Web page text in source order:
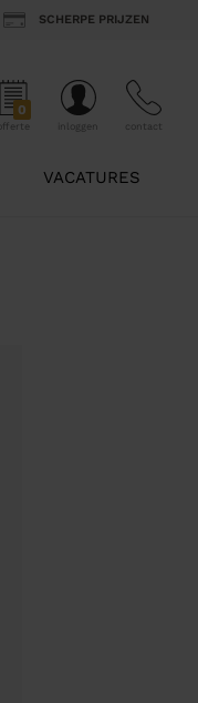
SCHERPE PRIJZEN
0
offerte inloggen contact
VACATURES